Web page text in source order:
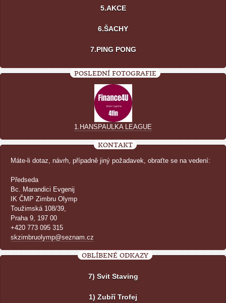
5.AKCE
6.ŠACHY
7.PING PONG
POSLEDNÍ FOTOGRAFIE
1.HANSPAULKA LEAGUE
KONTAKT
Máte-li dotaz, návrh, případně jiný požadavek, obraťte se na vedení:
Předseda
Bc. Marandici Evgenij
IK ČMP Zimbru Olymp
Toužimská 108/39,
Praha 9, 197 00
+420 773 095 315
skzimbruolymp@seznam.cz
OBLÍBENÉ ODKAZY
7) Svit Staving
1) Zubří Trofej